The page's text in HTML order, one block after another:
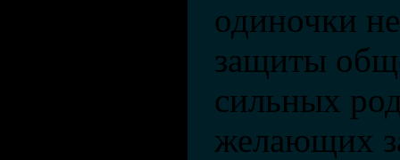
одиночки
защиты
сильных
желающих